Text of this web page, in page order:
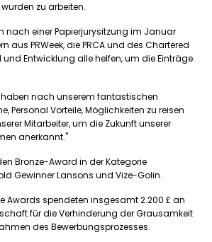
zu arbeiten.
nach einer Papierjurysitzung im Januar
aus PRWeek, die PRCA und des Chartered
und Entwicklung alle helfen, um die Einträge
nach unserem fantastischen
Personal Vorteile, Möglichkeiten zu reisen
Mitarbeiter, um die Zukunft unserer
anerkannt."
Bronze-Award in der Kategorie
Gewinner Lansons und Vize-Golin.
Awards spendeten insgesamt 2.200 £ an
für die Verhinderung der Grausamkeit
des Bewerbungsprozesses.